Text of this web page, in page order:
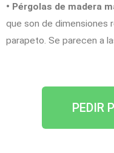
• Pérgolas de madera
que son de dimensiones
parapeto. Se parecen a
PEDIR